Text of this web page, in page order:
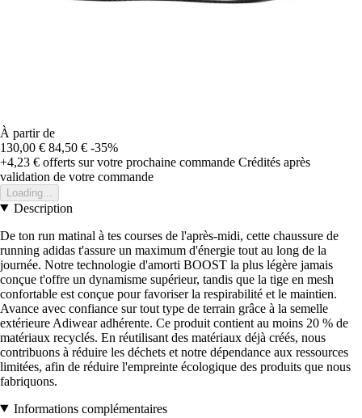
À partir de
130,00 € 84,50 € -35%
+4,23 € offerts sur votre prochaine commande Crédités après
validation de votre commande
Loading...
Description
De ton run matinal à tes courses de l'après-midi, cette chaussure de
running adidas t'assure un maximum d'énergie tout au long de la
journée. Notre technologie d'amorti BOOST la plus légère jamais
conçue t'offre un dynamisme supérieur, tandis que la tige en mesh
confortable est conçue pour favoriser la respirabilité et le maintien.
Avance avec confiance sur tout type de terrain grâce à la semelle
extérieure Adiwear adhérente. Ce produit contient au moins 20 % de
matériaux recyclés. En réutilisant des matériaux déjà créés, nous
contribuons à réduire les déchets et notre dépendance aux ressources
limitées, afin de réduire l'empreinte écologique des produits que nous
fabriquons.
Informations complémentaires